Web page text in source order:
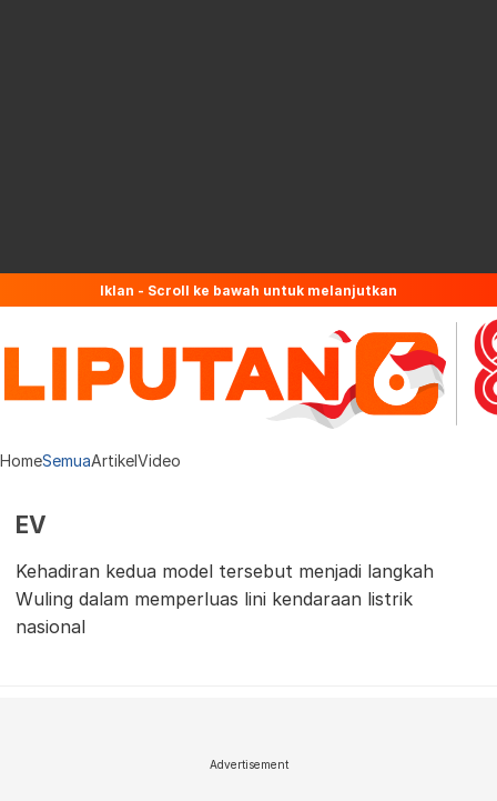
Iklan - Scroll ke bawah untuk melanjutkan
HomeSemuaArtikelVideo
EV
Kehadiran kedua model tersebut menjadi langkah
Wuling dalam memperluas lini kendaraan listrik
nasional
Advertisement